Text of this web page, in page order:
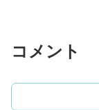
コメント